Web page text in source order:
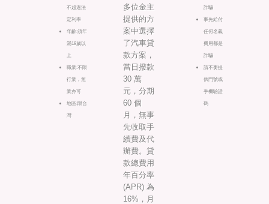
不超過法
定利率
年齡:須年
滿18歲以
上
職業:不限
行業，無
業亦可
地區:限台
灣
多位金主
提供的方
案中選擇
了汽車貸
款方案，
當日撥款
30 萬
元，分期
60 個
月，無事
先收取手
續費及代
辦費。貸
款總費用
年百分率
(APR) 為
16%，月
詐騙
事先給付
任何名義
費用都是
詐騙
請不要提
供門號或
手機驗證
碼